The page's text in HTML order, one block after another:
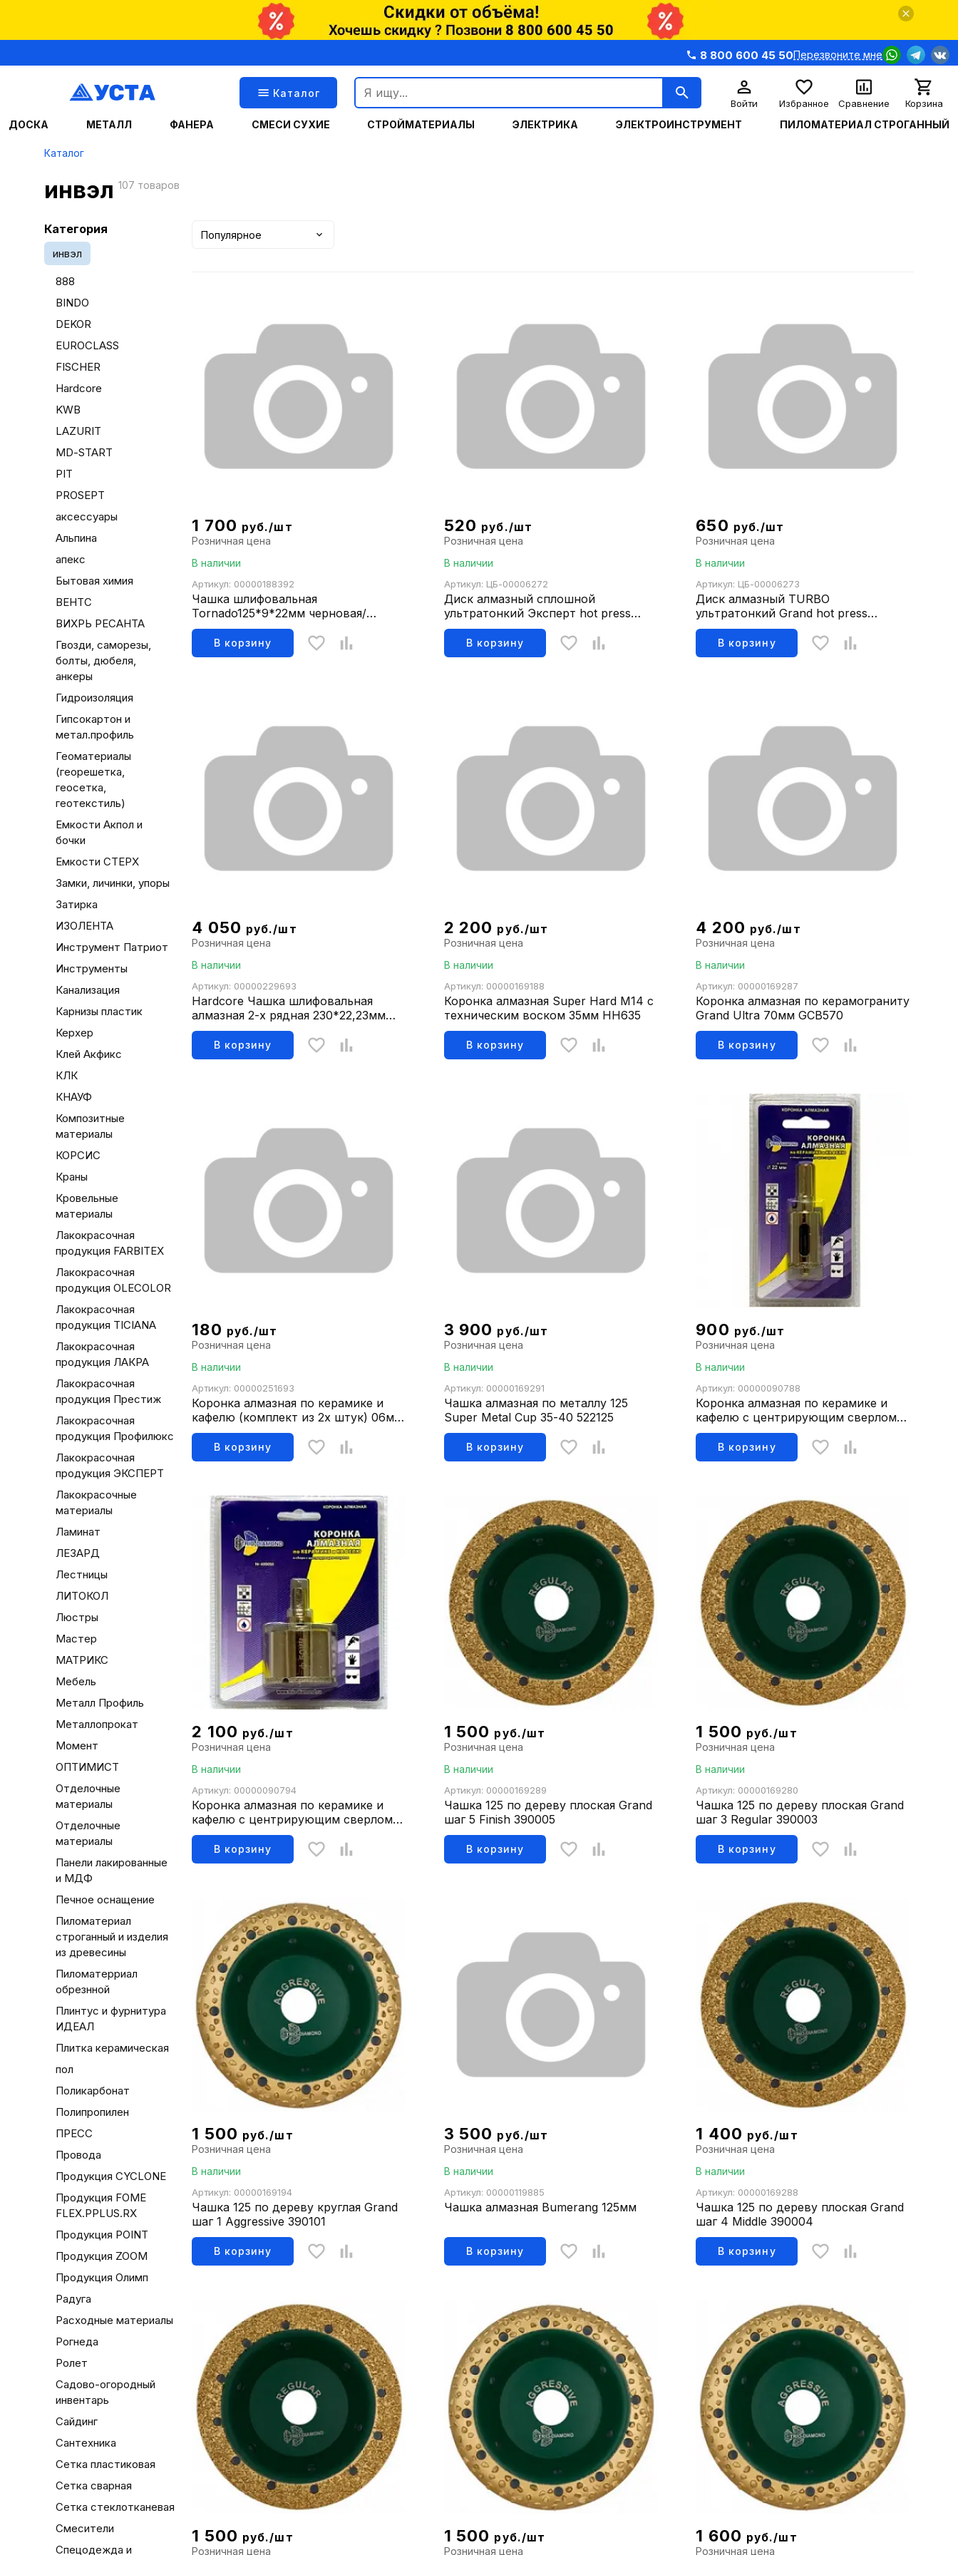
8 800 600 45 50Перезвоните мне
Каталог
Войти Избранное Сравнение Корзина
ДОСКА МЕТАЛЛ ФАНЕРА СМЕСИ СУХИЕ СТРОЙМАТЕРИАЛЫ ЭЛЕКТРИКА ЭЛЕКТРОИНСТРУМЕНТ ПИЛОМАТЕРИАЛ СТРОГАННЫЙ
Каталог
инвэл 107 товаров
Категория
инвэл
888
BINDO
DEKOR
EUROCLASS
FISCHER
Hardcore
KWB
LAZURIT
MD-START
PIT
PROSEPT
аксессуары
Альпина
апекс
Бытовая химия
ВЕНТС
ВИХРЬ РЕСАНТА
Гвозди, саморезы,
болты, дюбеля,
анкеры
Гидроизоляция
Гипсокартон и
метал.профиль
Геоматериалы
(георешетка,
геосетка,
геотекстиль)
Емкости Акпол и
бочки
Емкости СТЕРХ
Замки, личинки, упоры
Затирка
ИЗОЛЕНТА
Инструмент Патриот
Инструменты
Канализация
Карнизы пластик
Керхер
Клей Акфикс
КЛК
КНАУФ
Композитные
материалы
КОРСИС
Краны
Кровельные
материалы
Лакокрасочная
продукция FARBITEX
Лакокрасочная
продукция OLECOLOR
Лакокрасочная
продукция TICIANA
Лакокрасочная
продукция ЛАКРА
Лакокрасочная
продукция Престиж
Лакокрасочная
продукция Профилюкс
Лакокрасочная
продукция ЭКСПЕРТ
Лакокрасочные
материалы
Ламинат
ЛЕЗАРД
Лестницы
ЛИТОКОЛ
Люстры
Мастер
МАТРИКС
Мебель
Металл Профиль
Металлопрокат
Момент
ОПТИМИСТ
Отделочные
материалы
Отделочные
материалы
Панели лакированные
и МДФ
Печное оснащение
Пиломатериал
строганный и изделия
из древесины
Пиломатерриал
обрезнной
Плинтус и фурнитура
ИДЕАЛ
Плитка керамическая
пол
Поликарбонат
Полипропилен
ПРЕСС
Провода
Продукция CYCLONE
Продукция FOME
FLEX.PPLUS.RX
Продукция POINT
Продукция ZOOM
Продукция Олимп
Радуга
Расходные материалы
Рогнеда
Ролет
Садово-огородный
инвентарь
Сайдинг
Сантехника
Сетка пластиковая
Сетка сварная
Сетка стеклотканевая
Смесители
Спецодежда и
Популярное
1 700 руб./шт
Розничная цена
В наличии
Артикул: 00000188392
Чашка шлифовальная
Tornado125*9*22мм черновая/
чистовая обработка Профи 39513-1
В корзину
520 руб./шт
Розничная цена
В наличии
Артикул: ЦБ-00006272
Диск алмазный сплошной
ультратонкий Эксперт hot press
76x10мм UTE500
В корзину
650 руб./шт
Розничная цена
В наличии
Артикул: ЦБ-00006273
Диск алмазный TURBO
ультратонкий Grand hot press
76x10мм GTT700
В корзину
4 050 руб./шт
Розничная цена
В наличии
Артикул: 00000229693
Hardcore Чашка шлифовальная
алмазная 2-х рядная 230*22,23мм
Almarez 303223
В корзину
2 200 руб./шт
Розничная цена
В наличии
Артикул: 00000169188
Коронка алмазная Super Hard M14 с
техническим воском 35мм НН635
В корзину
4 200 руб./шт
Розничная цена
В наличии
Артикул: 00000169287
Коронка алмазная по керамограниту
Grand Ultra 70мм GCB570
В корзину
180 руб./шт
Розничная цена
В наличии
Артикул: 00000251693
Коронка алмазная по керамике и
кафелю (комплект из 2х штук) 06мм
400006
В корзину
3 900 руб./шт
Розничная цена
В наличии
Артикул: 00000169291
Чашка алмазная по металлу 125
Super Metal Cup 35-40 522125
В корзину
900 руб./шт
Розничная цена
В наличии
Артикул: 00000090788
Коронка алмазная по керамике и
кафелю с центрирующим сверлом
30мм 400030
В корзину
2 100 руб./шт
Розничная цена
В наличии
Артикул: 00000090794
Коронка алмазная по керамике и
кафелю с центрирующим сверлом
68мм 400068
В корзину
1 500 руб./шт
Розничная цена
В наличии
Артикул: 00000169289
Чашка 125 по дереву плоская Grand
шаг 5 Finish 390005
В корзину
1 500 руб./шт
Розничная цена
В наличии
Артикул: 00000169280
Чашка 125 по дереву плоская Grand
шаг 3 Regular 390003
В корзину
1 500 руб./шт
Розничная цена
В наличии
Артикул: 00000169194
Чашка 125 по дереву круглая Grand
шаг 1 Aggressive 390101
В корзину
3 500 руб./шт
Розничная цена
В наличии
Артикул: 00000119885
Чашка алмазная Bumerang 125мм
В корзину
1 400 руб./шт
Розничная цена
В наличии
Артикул: 00000169288
Чашка 125 по дереву плоская Grand
шаг 4 Middle 390004
В корзину
1 500 руб./шт
Розничная цена
1 500 руб./шт
Розничная цена
1 600 руб./шт
Розничная цена